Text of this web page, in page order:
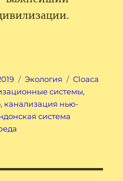
систем
Categories
Экология Tags
Cloaca
системы,
, канализация нью-
система